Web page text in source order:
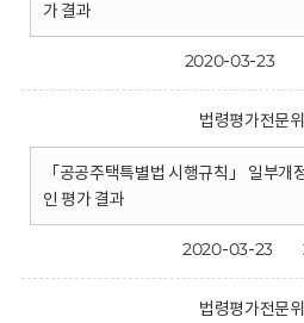
가 결과
2020-03-23
법령평가전문
「공공주택특별법 시행규칙」 일부
인 평가 결과
2020-03-23
법령평가전문